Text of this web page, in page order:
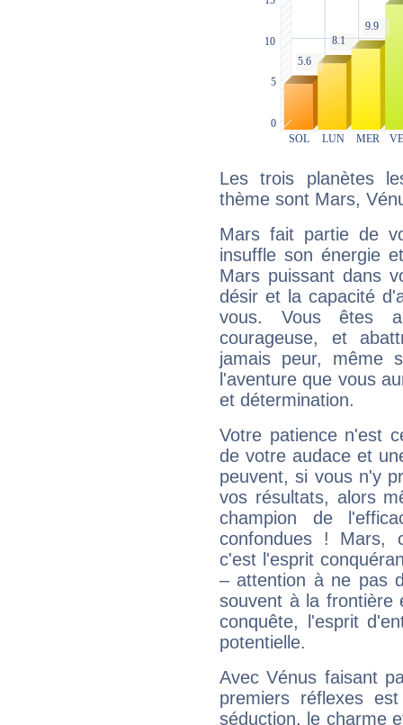
Les trois planètes
thème sont Mars,
Mars fait partie de
insuffle son énergie
Mars puissant dans
désir et la capacité
vous. Vous êtes
courageuse, et
jamais peur, même
l'aventure que vous
et détermination.
Votre patience n'est
de votre audace et
peuvent, si vous n'y
vos résultats, alors
champion de
confondues ! Mars,
c'est l'esprit
– attention à ne pas
souvent à la frontière
conquête, l'esprit
potentielle.
Avec Vénus faisant
premiers réflexes
séduction, le charme